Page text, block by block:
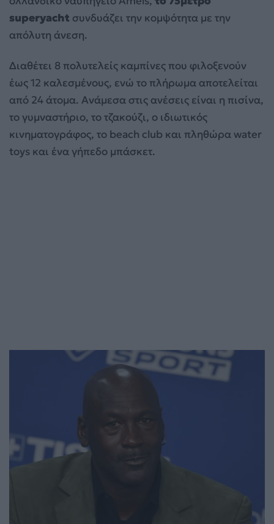
superyacht συνδυάζει την κομψότητα με την
απόλυτη άνεση.
Διαθέτει 8 πολυτελείς καμπίνες που φιλοξενούν
έως 12 καλεσμένους, ενώ το πλήρωμα αποτελείται
από 24 άτομα. Ανάμεσα στις ανέσεις είναι η πισίνα,
το γυμναστήριο, το τζακούζι, ο ιδιωτικός
κινηματογράφος, το beach club και πληθώρα water
toys και ένα γήπεδο μπάσκετ.